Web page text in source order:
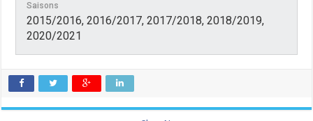
Saisons
2015/2016, 2016/2017, 2017/2018, 2018/2019,
2020/2021